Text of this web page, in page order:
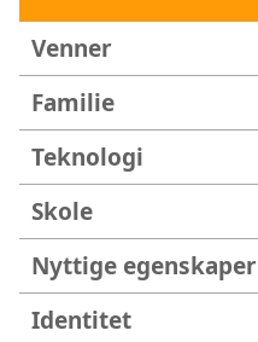
Venner
Familie
Teknologi
Skole
Nyttige egenskaper
Identitet